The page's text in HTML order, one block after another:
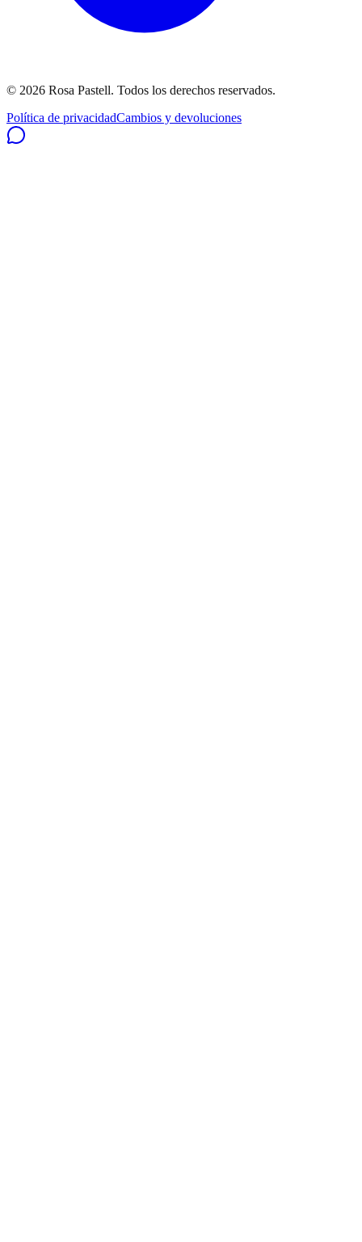
© 2026 Rosa Pastell. Todos los derechos reservados.
Política de privacidadCambios y devoluciones